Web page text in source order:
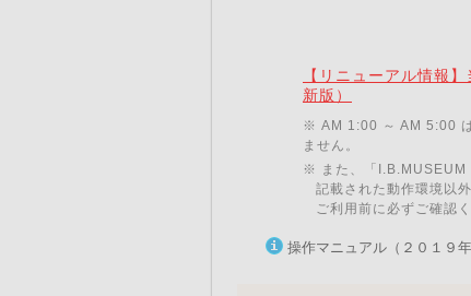
【リニューアル情報
新版）
※ AM 1:00 ～ AM 5:00
ません。
※ また、「I.B.MUSEUM
記載された動作環境以
ご利用前に必ずご確認
操作マニュアル（２０１９